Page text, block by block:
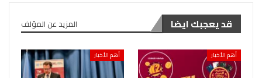
قد يعجبك ايضا المزيد عن المؤلف
أهم الأخبار أهم الأخبار